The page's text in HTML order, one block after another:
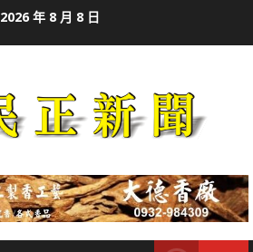
2026 年 8 月 8 日